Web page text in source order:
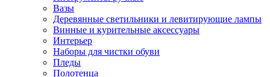
Вазы
Деревянные светильники и левитирующие лампы
Винные и курительные аксессуары
Интерьер
Наборы для чистки обуви
Пледы
Полотенца